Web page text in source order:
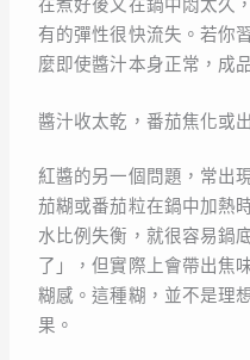
在煮好後又在鍋中悶太久
有的彈性很快流失。若你
麼即使醬汁本身正常，成
醬汁收太乾，番茄焦化或
紅醬的另一個問題，常出
茄糊或番茄粒在鍋中加熱
水比例失衡，就很容易鍋
了」，但實際上會帶出焦
糊感。這種糊，並不是理
果。